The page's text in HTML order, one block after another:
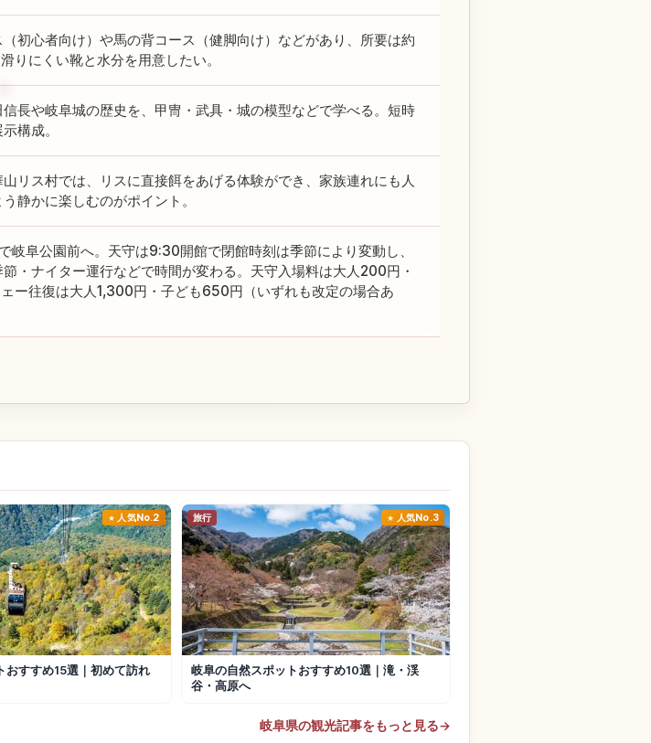
初心者向け）や馬の背コース（健脚向け）などがあり、所要は約
りにくい靴と水分を用意したい。
長や岐阜城の歴史を、甲冑・武具・城の模型などで学べる。短時
構成。
リス村では、リスに直接餌をあげる体験ができ、家族連れにも人
静かに楽しむのがポイント。
岐阜公園前へ。天守は9:30開館で閉館時刻は季節により変動し、
・ナイター運行などで時間が変わる。天守入場料は大人200円・
ー往復は大人1,300円・子ども650円（いずれも改定の場合あ
人気No.2
おすすめ15選｜初めて訪れ
旅行 人気No.3
岐阜の自然スポットおすすめ10選｜滝・渓
谷・高原へ
岐阜県の観光記事をもっと見る→